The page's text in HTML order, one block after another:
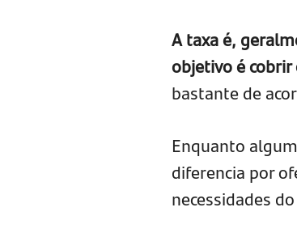
A taxa é,
objetivo é
bastante de
Enquanto
diferencia por
necessidades